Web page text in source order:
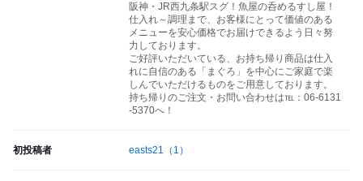
阪神・JR西九条駅スグ！魚屋の呑めるすし屋！
仕入れ～調理まで、お客様にとって価値のある
メニューを安心価格でお届けできるよう日々努
力しております。
ご好評いただいている、お持ち帰り商品は仕入
れに自信のある「まぐろ」を中心にご家庭で楽
しんでいただけるものをご用意しております。
持ち帰りのご注文・お問い合わせは℡：06-6131
-5370へ！
初投稿者 easts21 （1）